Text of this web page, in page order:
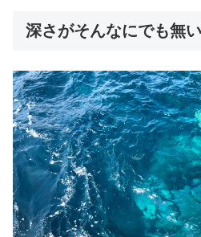
深さがそんなにでも無